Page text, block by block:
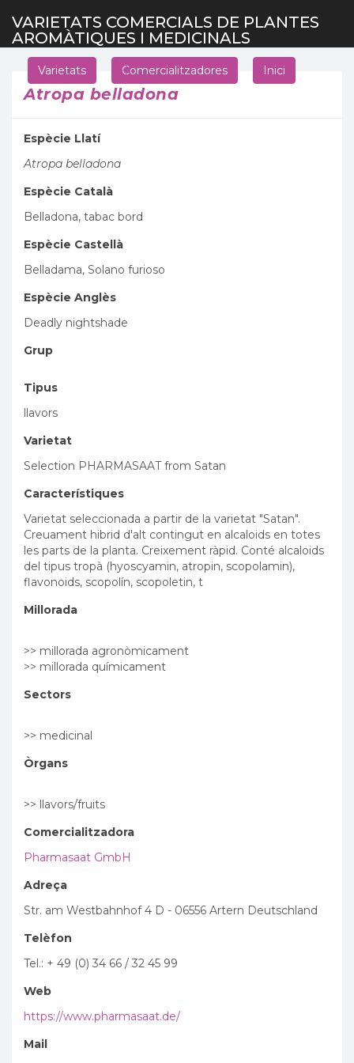
VARIETATS COMERCIALS DE PLANTES
AROMÀTIQUES I MEDICINALS
Varietats Comercialitzadores Inici
Atropa belladona
Espècie Llatí
Atropa belladona
Espècie Català
Belladona, tabac bord
Espècie Castellà
Belladama, Solano furioso
Espècie Anglès
Deadly nightshade
Grup
Tipus
llavors
Varietat
Selection PHARMASAAT from Satan
Característiques
Varietat seleccionada a partir de la varietat "Satan".
Creuament hibrid d'alt contingut en alcaloids en totes
les parts de la planta. Creixement ràpid. Conté alcaloids
del tipus tropà (hyoscyamin, atropin, scopolamin),
flavonoids, scopolín, scopoletin, t
Millorada
>> millorada agronòmicament
>> millorada químicament
Sectors
>> medicinal
Òrgans
>> llavors/fruits
Comercialitzadora
Pharmasaat GmbH
Adreça
Str. am Westbahnhof 4 D - 06556 Artern Deutschland
Telèfon
Tel.: + 49 (0) 34 66 / 32 45 99
Web
https://www.pharmasaat.de/
Mail